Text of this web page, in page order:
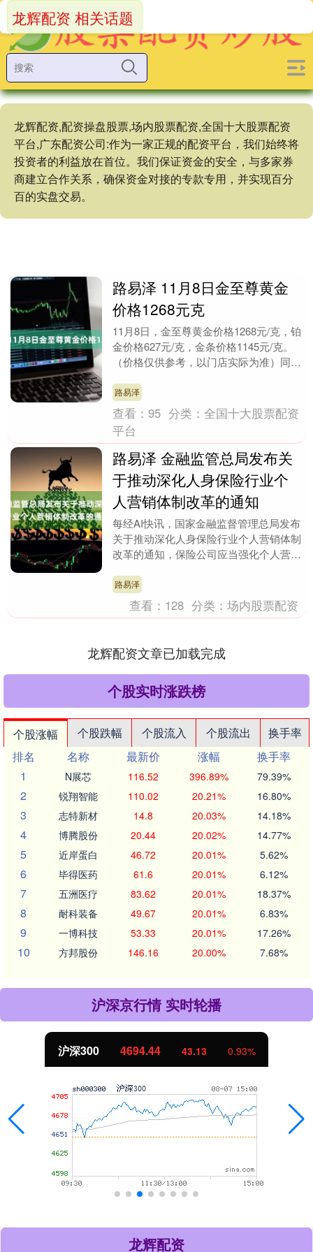
龙辉配资,配资操盘股票,场内股票配资,全国十大股票配资
平台,广东配资公司:作为一家正规的配资平台，我们始终将
投资者的利益放在首位。我们保证资金的安全，与多家券
商建立合作关系，确保资金对接的专款专用，并实现百分
百的实盘交易。
龙辉配资 相关话题
路易泽 11月8日金至尊黄金
价格1268元克
11月8日，金至尊黄金价格1268元/克，铂
金价格627元/克，金条价格1145元/克。
（价格仅供参考，以门店实际为准）同日
路易泽
查看：95 分类：全国十大股票配资
平台
路易泽 金融监管总局发布关
于推动深化人身保险行业个
人营销体制改革的通知
每经AI快讯，国家金融监督管理总局发布
关于推动深化人身保险行业个人营销体制
改革的通知，保险公司应当强化个人营销
理等环节中的合....
路易泽
查看： 128 分类：场内股票配资
龙辉配资文章已加载完成
个股实时涨跌榜
个股涨幅 个股跌幅 个股流入 个股流出
换手率
排名
名称 最新价 涨幅
换手率
1
N展芯 116.52 396.89% 79.39%
2 锐翔智能 110.02 20.21% 16.80%
3 志特新材 14.8 20.03% 14.18%
4 博腾股份 20.44 20.02% 14.77%
5 近岸蛋白 46.72 20.01% 5.62%
6 毕得医药 61.6 20.01% 6.12%
7 五洲医疗 83.62 20.01% 18.37%
8 耐科装备 49.67 20.01% 6.83%
9 一博科技 53.33 20.01% 17.26%
10 方邦股份 146.16 20.00% 7.68%
沪深京行情 实时轮播
沪深300 4694.44 43.13 0.93%
龙辉配资